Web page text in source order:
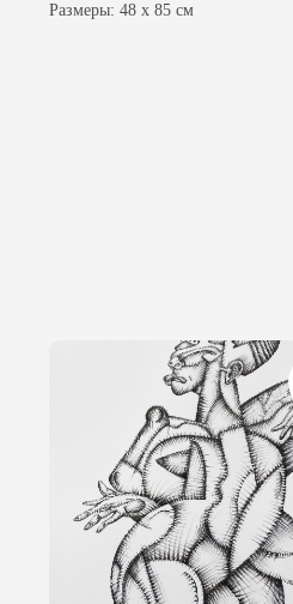
Размеры: 48 х 85 см